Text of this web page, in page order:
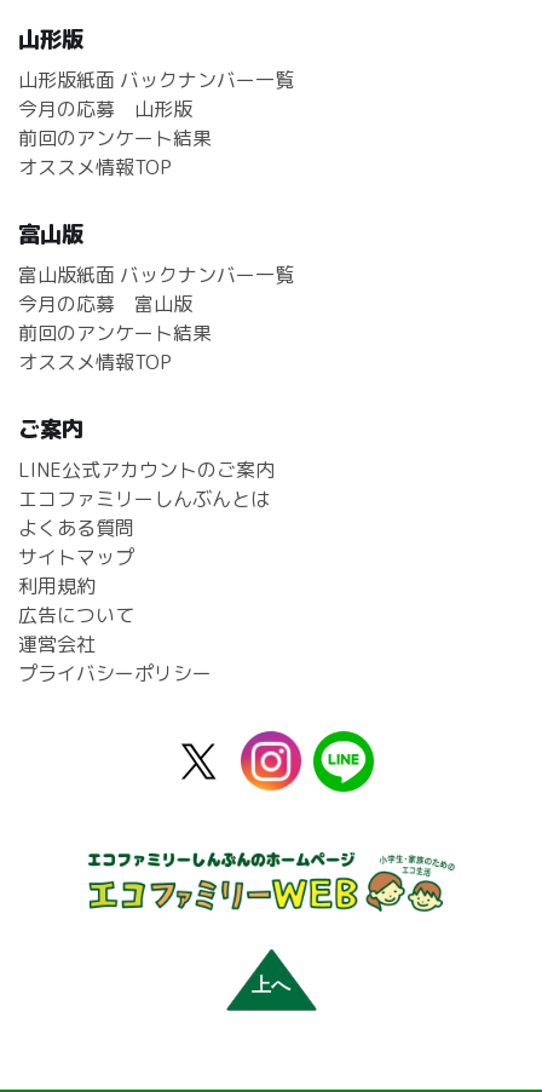
山形版
山形版紙面 バックナンバー一覧
今月の応募 山形版
前回のアンケート結果
オススメ情報TOP
富山版
富山版紙面 バックナンバー一覧
今月の応募 富山版
前回のアンケート結果
オススメ情報TOP
ご案内
LINE公式アカウントのご案内
エコファミリーしんぶんとは
よくある質問
サイトマップ
利用規約
広告について
運営会社
プライバシーポリシー
instagram
上へ